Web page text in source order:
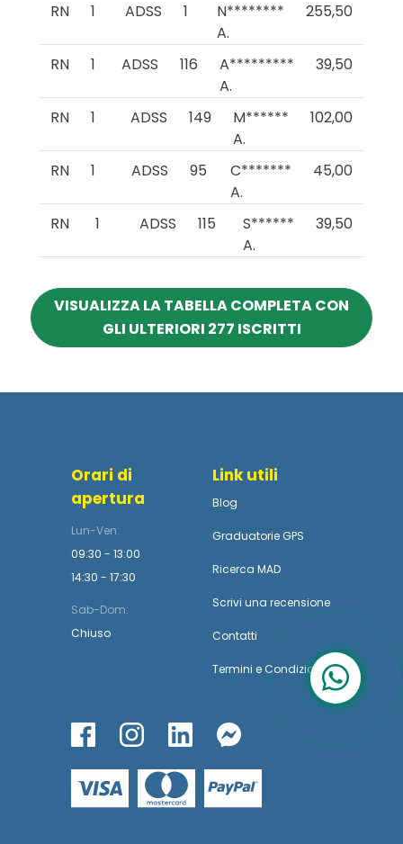
RN 1 ADSS 1
N********
A.
255,50
RN 1 ADSS 116
A*********
A.
39,50
RN 1 ADSS 149
M******
A.
102,00
RN 1 ADSS 95
C*******
A.
45,00
RN 1 ADSS 115
S******
A.
39,50
VISUALIZZA LA TABELLA COMPLETA CON
GLI ULTERIORI 277 ISCRITTI
Orari di
apertura
Lun-Ven:
09:30 - 13:00
14:30 - 17:30
Sab-Dom:
Chiuso
Link utili
Blog
Graduatorie GPS
Ricerca MAD
Scrivi una recensione
Contatti
Termini e Condizioni